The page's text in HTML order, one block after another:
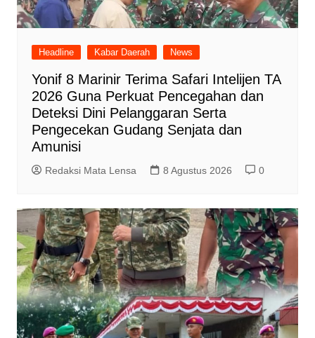
Headline Kabar Daerah News
Yonif 8 Marinir Terima Safari Intelijen TA
2026 Guna Perkuat Pencegahan dan
Deteksi Dini Pelanggaran Serta
Pengecekan Gudang Senjata dan
Amunisi
Redaksi Mata Lensa 8 Agustus 2026 0